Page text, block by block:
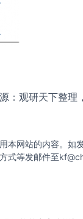
：观研天下整理
本网站的内容。如
式等发邮件至